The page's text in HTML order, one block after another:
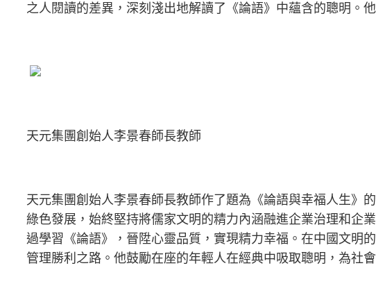
之人閱讀的差異，深刻淺出地解讀了《論語》中蘊含的聰明。
天元集團創始人李景春師長教師
天元集團創始人李景春師長教師作了題為《論語與幸福人生》
綠色發展，始終堅持將儒家文明的精力內涵融進企業治理和企
過學習《論語》，晉陞心靈品質，實現精力幸福。在中國文明
管理勝利之路。他鼓勵在座的年輕人在經典中吸取聰明，為社會